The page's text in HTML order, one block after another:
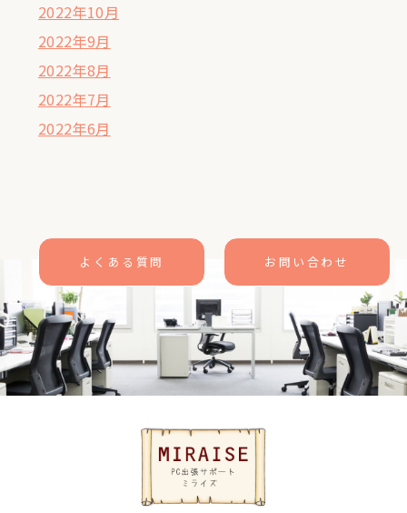
2022年10月
2022年9月
2022年8月
2022年7月
2022年6月
よくある質問 お問い合わせ